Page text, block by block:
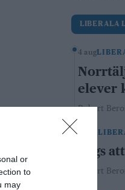
or
to
may
LIBERALA
4 aug
elever
Robert
29 jul
Dags
Robert